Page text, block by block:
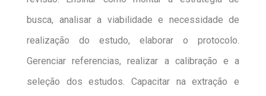
busca, analisar a viabilidade e necessidade de
realização do estudo, elaborar o protocolo.
Gerenciar referencias, realizar a calibração e a
seleção dos estudos. Capacitar na extração e